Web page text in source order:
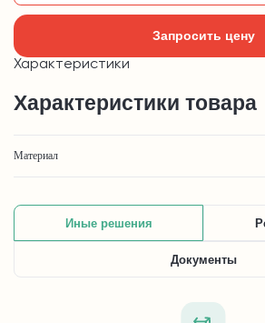
Запросить цену
Характеристики
Характеристики товара
Материал
Иные решения
Документы